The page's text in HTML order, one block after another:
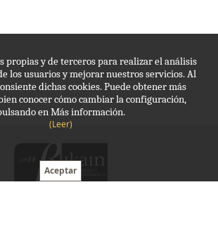
propias y de terceros para realizar el análisis
los usuarios y mejorar nuestros servicios. Al
dichas cookies. Puede obtener más
conocer cómo cambiar la configuración,
en Más información.
(Leer)